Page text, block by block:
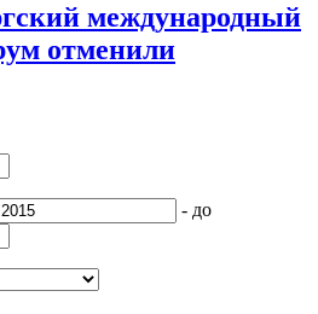
международный
отменили
- до